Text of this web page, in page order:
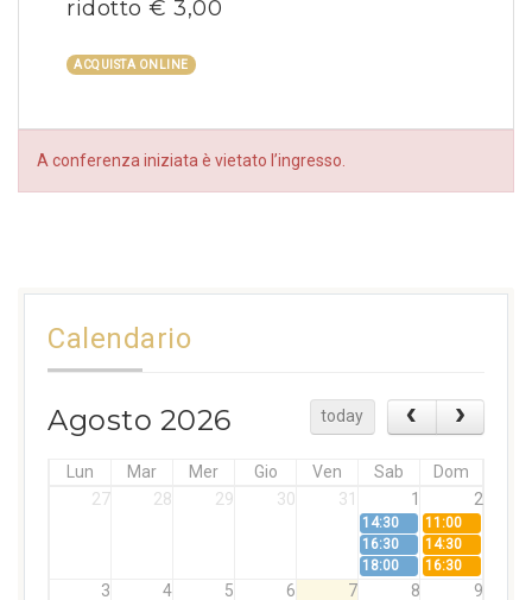
ridotto € 3,00
ACQUISTA ONLINE
A conferenza iniziata è vietato l’ingresso.
Calendario
Agosto 2026 today
Lun Mar Mer Gio Ven Sab
Dom
27
28 29 30 31 1 2
14:30
11:00
16:30
14:30
18:00
16:30
3 4 5 6 7 8 9